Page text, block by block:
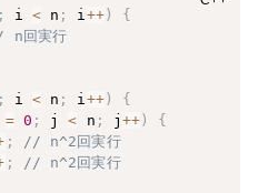
; i < n ; i ++)
{
n回実行
; i < n ; i ++)
{
= 0 ; j < n ; j ++ )
{
;
// n^2回実行
;
// n^2回実行